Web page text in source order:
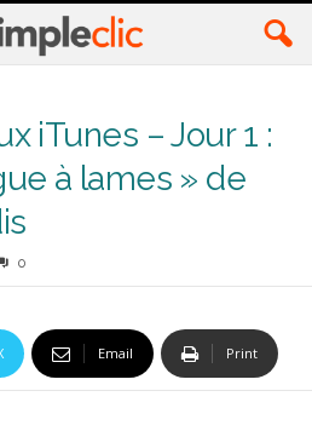
iTunes – Jour 1 :
à lames » de
0
Email Print